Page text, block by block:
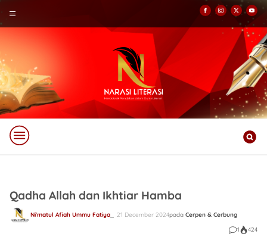
Qadha Allah dan Ikhtiar Hamba
Ni'matul Afiah Ummu Fatiya 21 December 2024pada Cerpen & Cerbung
1
424